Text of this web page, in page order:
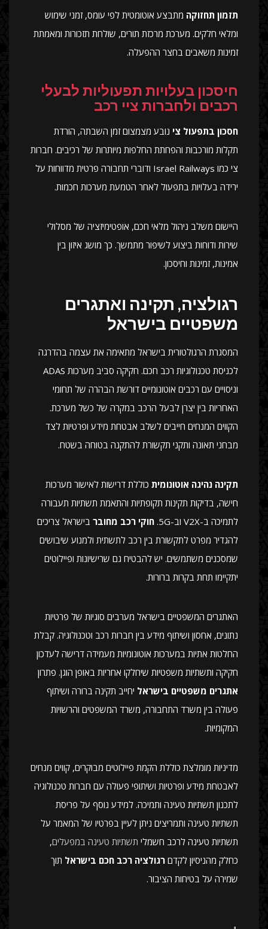
תזמון תחזוקה מתבצע אוטומטית לפי עומס, זמני שימוש
ומלאי חלקים. מערכת מרכזת תורים, שולחת תזכורות ומאמתת
זמינות משאבים בחצר ההפעלה.
חיסכון בעלויות תפעוליות לבעלי
רכבים ולחברות ציי רכב
חסכון בתפעול צי נובע מצמצום זמן השבתה, הורדת
תקלות מורכבות והפחתת החלפות מיותרות של רכיבים. חברות
צי כמו Israel Railways ודוברי תחבורה פרטית מדווחות על
ירידה בעלויות בתפעול לאחר הטמעת מערכות חכמות.
היישום משלב ניהול מלאי חכם, אופטימיזציה של מסלולי
שירות ודוחות ביצוע לשיפור מתמשך. כך מושג איזון בין
אמינות, זמינות וחיסכון.
רגולציה, תקינה ואתגרים
משפטיים בישראל
המסגרת הרגולטורית בישראל מתאימה את עצמה בהדרגה
לכניסת טכנולוגיות רכב חכם. חקיקה סביב מערכות ADAS
וניסויים עם רכבים אוטונומיים דורשת הבהרה של תחומי
האחריות בין יצרן לבעל הרכב במקרה של כשל מערכת.
הקווים המנחים חייבים לשלב אבטחת מידע ופרטיות לצד
מבחני תאונה ותקני תקשורת להתקנה בטוחה בשטח.
תקינה נהיגה אוטונומית כוללת דרישות לאישור מערכות
חישה, בדיקות תקינות תקופתיות והתאמת תשתיות תעבורה
לתמיכה ב-V2X וב-5G.
חוקי רכב מחובר בישראל צריכים
להגדיר מפרט לתקשורת בין רכב לתשתית ולמנוע שיבושים
שמסכנים משתמשים. יש להבטיח גם שרישיונות ופיילוטים
יתקיימו תחת בקרות ברורות.
האתגרים המשפטיים בישראל מערבים סוגיות של פרטיות
נתונים, אחסון ושיתוף מידע בין חברות רכב וטכנולוגיה. קבלת
החלטות אתיות במערכות אוטונומיות מעמידה דרישה לעדכון
חקיקה ותשתיות משפטיות שיחלקו אחריות באופן הוגן. פתרון
אתגרים משפטיים בישראל יחייב תקינה ברורה ושיתוף
פעולה בין משרד התחבורה, משרד המשפטים והרשויות
המקומיות.
מדיניות מומלצת כוללת הקמת פיילוטים מבוקרים, קווים מנחים
לאבטחת מידע ופרטיות ושיתופי פעולה עם חברות טכנולוגיה
לתכנון תשתיות טעינה ותמיכה. למידע נוסף על פריסת
תשתיות טעינה ותמריצים ניתן לעיין בפרטיו של המאמר על
תשתיות טעינה לרכב חשמלי תשתיות טעינה במפעלים,
כחלק מהניסיון לקדם רגולציה רכב חכם בישראל תוך
שמירה על בטיחות הציבור.